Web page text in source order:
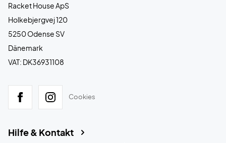
Racket House ApS
Holkebjergvej 120
5250 Odense SV
Dänemark
VAT: DK36931108
Cookies
Hilfe & Kontakt